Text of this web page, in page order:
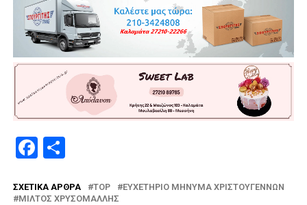
Facebook
Μοιραστείτε
ΣΧΕΤΙΚΆ ΆΡΘΡΑ TOP
ΕΥΧΕΤΉΡΙΟ ΜΉΝΥΜΑ ΧΡΙΣΤΟΥΓΈΝΝΩΝ
ΜΊΛΤΟΣ ΧΡΥΣΟΜΆΛΛΗΣ